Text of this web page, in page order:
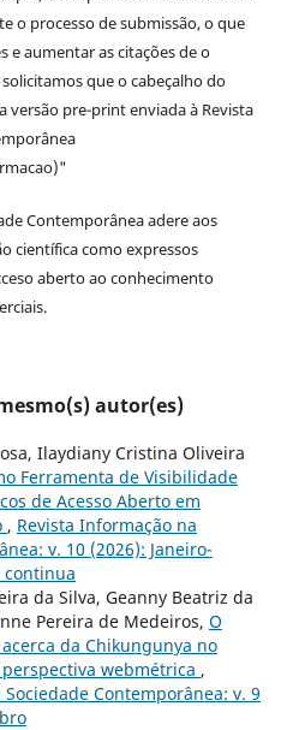
o processo de submissão, o que
e aumentar as citações de o
que o cabeçalho do
versão pre-print enviada à Revista
Contemporânea adere aos
científica como expressos
aberto ao conhecimento
autor(es)
Ilaydiany Cristina Oliveira
Ferramenta de Visibilidade
de Acesso Aberto em
, Revista Informação na
v. 10 (2026): Janeiro-
continua
da Silva, Geanny Beatriz da
Pereira de Medeiros, O
da Chikungunya no
webmétrica ,
Contemporânea: v. 9